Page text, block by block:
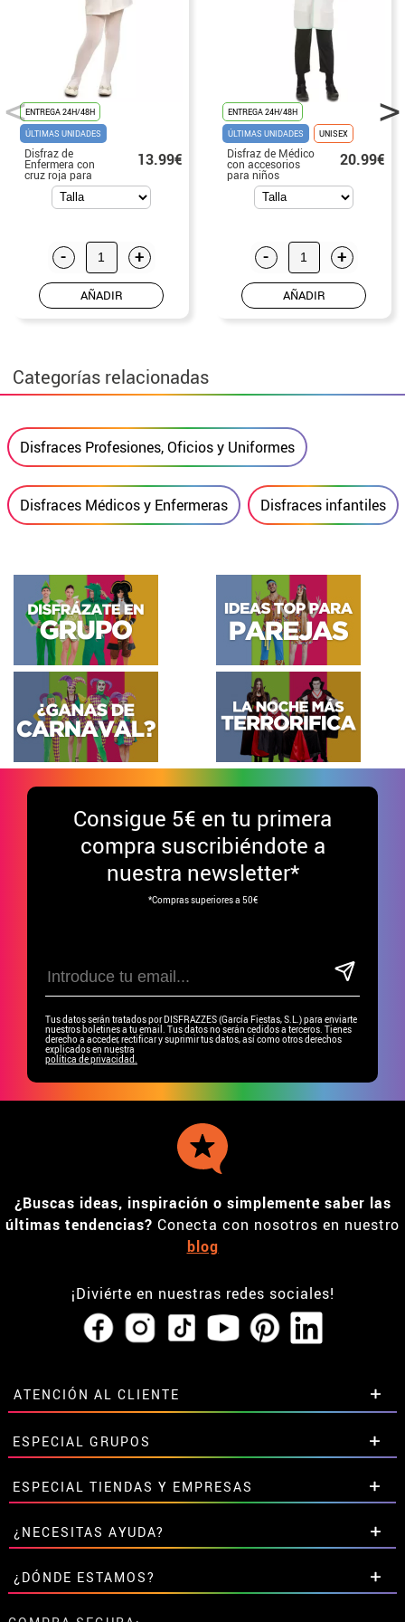
ENTREGA 24H/48H
ÚLTIMAS UNIDADES
Disfraz de
Enfermera con
cruz roja para
13.99€
- +
AÑADIR
ENTREGA 24H/48H
ÚLTIMAS UNIDADES
UNISEX
Disfraz de Médico
con accesorios
para niños
20.99€
- +
AÑADIR
Categorías relacionadas
Disfraces Profesiones, Oficios y Uniformes
Disfraces Médicos y Enfermeras Disfraces infantiles
Consigue 5€ en tu primera
compra suscribiéndote a
nuestra newsletter*
*Compras superiores a 50€
Tus datos serán tratados por DISFRAZZES (García Fiestas, S.L.) para enviarte
nuestros boletines a tu email. Tus datos no serán cedidos a terceros. Tienes
derecho a acceder, rectificar y suprimir tus datos, así como otros derechos
explicados en nuestra
política de privacidad.
¿Buscas ideas, inspiración o simplemente saber las
últimas tendencias? Conecta con nosotros en nuestro
blog
¡Diviérte en nuestras redes sociales!
ATENCIÓN AL CLIENTE
• Horario tienda IBI
•Descuento estudiantes
• Sobre nosotros
• Condiciones de venta
• Aviso legal yPrivacidad
• Atencion al cliente
• Uso de Cookies
•Configuración de cookies
ESPECIAL GRUPOS
Descuentos especiales para grupos.
Contáctanos aquí
ESPECIAL TIENDAS Y EMPRESAS
Descuentos exclusivos para tiendas y empresas.
Contáctanos aquí
¿NECESITAS AYUDA?
Aún no he hecho mi pedido
Ya he realizado mi pedido
¿DÓNDE ESTAMOS?